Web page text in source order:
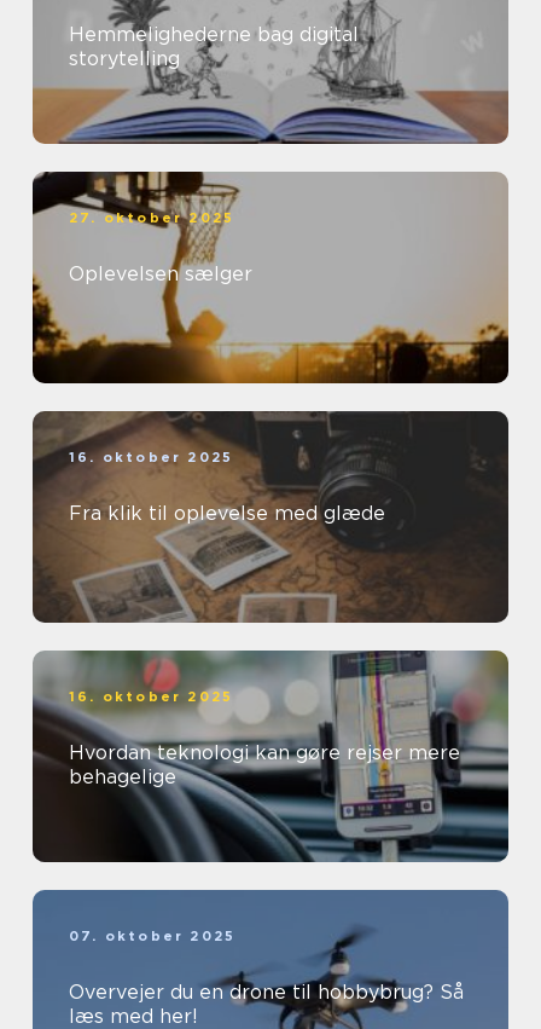
Hemmelighederne bag digital
storytelling
27. oktober 2025
Oplevelsen sælger
16. oktober 2025
Fra klik til oplevelse med glæde
16. oktober 2025
Hvordan teknologi kan gøre rejser mere
behagelige
07. oktober 2025
Overvejer du en drone til hobbybrug? Så
læs med her!